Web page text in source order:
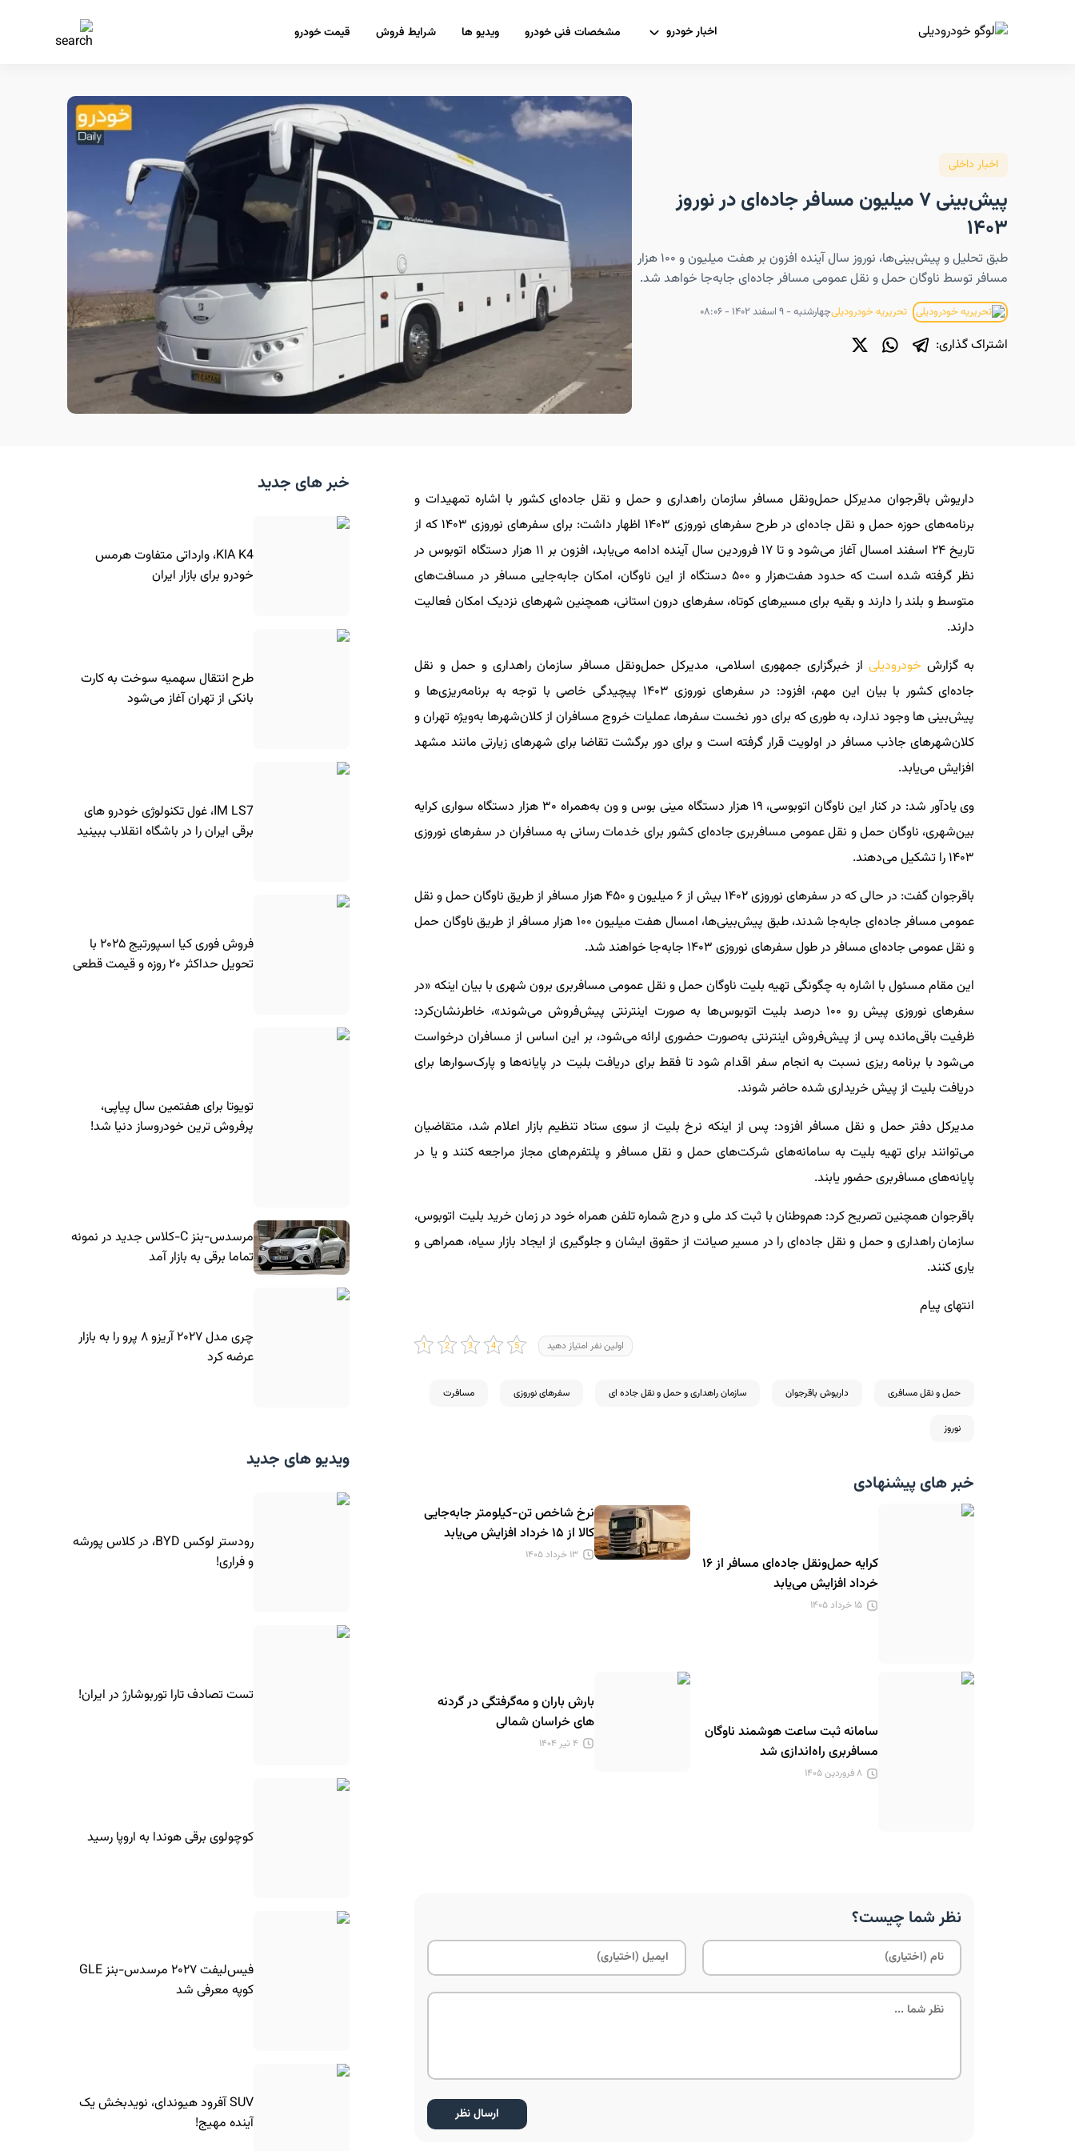
اخبار خودرو مشخصات فنی خودرو ویدیو ها شرایط فروش قیمت خودرو
اخبار داخلی
پیش‌بینی ۷ میلیون مسافر جاده‌ای در نوروز
۱۴۰۳
طبق تحلیل و پیش‌بینی‌ها، نوروز سال آینده افزون بر هفت میلیون و ۱۰۰ هزار
مسافر توسط ناوگان حمل و نقل عمومی مسافر جاده‌ای جابه‌جا خواهد شد.
تحریریه خودرودیلیچهارشنبه - ۹ اسفند ۱۴۰۲ - ۰۸:۰۶
اشتراک گذاری:
داریوش باقرجوان مدیرکل حمل‌ونقل مسافر سازمان راهداری و حمل و نقل جاده‌ای کشور با اشاره تمهیدات و
برنامه‌های حوزه حمل و نقل جاده‌ای در طرح سفرهای نوروزی ۱۴۰۳ اظهار داشت: برای سفرهای نوروزی ۱۴۰۳ که از
تاریخ ۲۴ اسفند امسال آغاز می‌شود و تا ۱۷ فروردین سال آینده ادامه می‌یابد، افزون بر ۱۱ هزار دستگاه اتوبوس در
نظر گرفته شده است که حدود هفت‌هزار و ۵۰۰ دستگاه از این ناوگان، امکان جابه‌جایی مسافر در مسافت‌های
متوسط و بلند را دارند و بقیه برای مسیرهای کوتاه، سفرهای درون استانی، همچنین شهرهای نزدیک امکان فعالیت
دارند.
به گزارش خودرودیلیاز خبرگزاری جمهوری اسلامی، مدیرکل حمل‌ونقل مسافر سازمان راهداری و حمل و نقل
جاده‌ای کشور با بیان این مهم، افزود: در سفرهای نوروزی ۱۴۰۳ پیچیدگی خاصی با توجه به برنامه‌ریزی‌ها و
پیش‌بینی ها وجود ندارد، به طوری که برای دور نخست سفرها، عملیات خروج مسافران از کلان‌شهرها به‌ویژه تهران و
کلان‌شهرهای جاذب مسافر در اولویت قرار گرفته است و برای دور برگشت تقاضا برای شهرهای زیارتی مانند مشهد
افزایش می‌یابد.
وی یادآور شد: در کنار این ناوگان اتوبوسی، ۱۹ هزار دستگاه مینی بوس و ون به‌همراه ۳۰ هزار دستگاه سواری کرایه
بین‌شهری، ناوگان حمل و نقل عمومی مسافربری جاده‌ای کشور برای خدمات رسانی به مسافران در سفرهای نوروزی
۱۴۰۳ را تشکیل می‌دهند.
باقرجوان گفت: در حالی که در سفرهای نوروزی ۱۴۰۲ بیش از ۶ میلیون و ۴۵۰ هزار مسافر از طریق ناوگان حمل و نقل
عمومی مسافر جاده‌ای جابه‌جا شدند، طبق پیش‌بینی‌ها، امسال هفت میلیون ۱۰۰ هزار مسافر از طریق ناوگان حمل
و نقل عمومی جاده‌ای مسافر در طول سفرهای نوروزی ۱۴۰۳ جابه‌جا خواهند شد.
این مقام مسئول با اشاره به چگونگی تهیه بلیت ناوگان حمل و نقل عمومی مسافربری برون شهری با بیان اینکه «در
سفرهای نوروزی پیش رو ۱۰۰ درصد بلیت اتوبوس‌ها به صورت اینترنتی پیش‌فروش می‌شوند»، خاطرنشان‌کرد:
ظرفیت باقی‌مانده پس از پیش‌فروش اینترنتی به‌صورت حضوری ارائه می‌شود، بر این اساس از مسافران درخواست
می‌شود با برنامه ریزی نسبت به انجام سفر اقدام شود تا فقط برای دریافت بلیت در پایانه‌ها و پارک‌سوارها برای
دریافت بلیت از پیش خریداری شده حاضر شوند.
مدیرکل دفتر حمل و نقل مسافر افزود: پس از اینکه نرخ بلیت از سوی ستاد تنظیم بازار اعلام شد، متقاضیان
می‌توانند برای تهیه بلیت به سامانه‌های شرکت‌های حمل و نقل مسافر و پلتفرم‌های مجاز مراجعه کنند و یا در
پایانه‌های مسافربری حضور یابند.
باقرجوان همچنین تصریح‌ کرد: هم‌وطنان با ثبت کد ملی و درج شماره تلفن همراه خود در زمان خرید بلیت اتوبوس،
سازمان راهداری و حمل و نقل جاده‌ای را در مسیر صیانت از حقوق ایشان و جلوگیری از ایجاد بازار سیاه، همراهی و
یاری کنند.
انتهای پیام
اولین نفر امتیاز دهید
حمل و نقل مسافری داریوش باقرجوان سازمان راهداری و حمل و نقل جاده ای سفرهای نوروزی مسافرت
نوروز
خبر های پیشنهادی
کرایه حمل‌ونقل جاده‌ای مسافر از ۱۶
خرداد افزایش می‌یابد
۱۵ خرداد ۱۴۰۵
نرخ شاخص تن-کیلومتر جابه‌جایی
کالا از ۱۵ خرداد افزایش می‌یابد
۱۳ خرداد ۱۴۰۵
سامانه ثبت ساعت هوشمند ناوگان
مسافربری راه‌اندازی شد
۸ فروردین ۱۴۰۵
بارش باران و مه‌گرفتگی در گردنه
های خراسان شمالی
۴ تیر ۱۴۰۴
نظر شما چیست؟
خبر های جدید
KIA K4، وارداتی متفاوت هرمس
خودرو برای بازار ایران
طرح انتقال سهمیه سوخت به کارت
بانکی از تهران آغاز می‌شود
IM LS7، غول تکنولوژی خودرو های
برقی ایران را در باشگاه انقلاب ببینید
فروش فوری کیا اسپورتیج ۲۰۲۵ با
تحویل حداکثر ۲۰ روزه و قیمت قطعی
تویوتا برای هفتمین سال پیاپی،
پرفروش ترین خودروساز دنیا شد!
مرسدس-بنز C-کلاس جدید در نمونه
تماما برقی به بازار آمد
چری مدل ۲۰۲۷ آریزو ۸ پرو را به بازار
عرضه کرد
ویدیو های جدید
رودستر لوکس BYD، در کلاس پورشه
و فراری!
تست تصادف تارا توربوشارژ در ایران!
کوچولوی برقی هوندا به اروپا رسید
فیس‌لیفت ۲۰۲۷ مرسدس-بنز GLE
کوپه معرفی شد
SUV آفرود هیوندای، نویدبخش یک
آینده مهیج!